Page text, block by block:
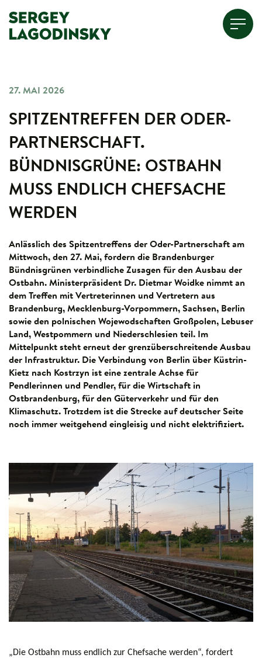
27. MAI 2026
SPITZENTREFFEN DER ODER-
PARTNERSCHAFT.
BÜNDNISGRÜNE: OSTBAHN
MUSS ENDLICH CHEFSACHE
WERDEN
Anlässlich des Spitzentreffens der Oder-Partnerschaft am
Mittwoch, den 27. Mai, fordern die Brandenburger
Bündnisgrünen verbindliche Zusagen für den Ausbau der
Ostbahn. Ministerpräsident Dr. Dietmar Woidke nimmt an
dem Treffen mit Vertreterinnen und Vertretern aus
Brandenburg, Mecklenburg-Vorpommern, Sachsen, Berlin
sowie den polnischen Wojewodschaften Großpolen, Lebuser
Land, Westpommern und Niederschlesien teil. Im
Mittelpunkt steht erneut der grenzüberschreitende Ausbau
der Infrastruktur. Die Verbindung von Berlin über Küstrin-
Kietz nach Kostrzyn ist eine zentrale Achse für
Pendlerinnen und Pendler, für die Wirtschaft in
Ostbrandenburg, für den Güterverkehr und für den
Klimaschutz. Trotzdem ist die Strecke auf deutscher Seite
noch immer weitgehend eingleisig und nicht elektrifiziert.
„Die Ostbahn muss endlich zur Chefsache werden“, fordert